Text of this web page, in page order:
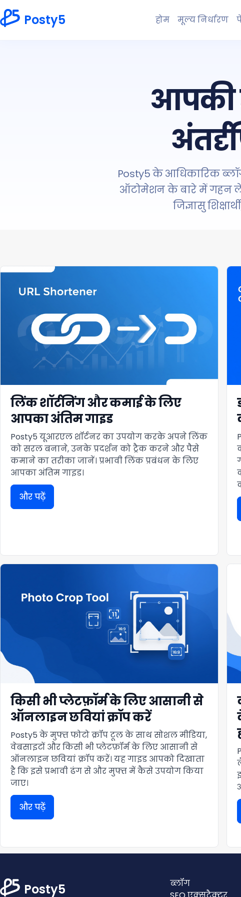
Posty5 होम मूल्य निर्धारण
आपकी
Posty5 के आधिकारिक
ऑटोमेशन के बारे में गहन
जिज्ञासु
लिंक शॉर्टनिंग और कमाई के लिए
आपका अंतिम गाइड
Posty5 यूआरएल शॉर्टनर का उपयोग करके अपने लिंक
को सरल बनाने, उनके प्रदर्शन को ट्रैक करने और पैसे
कमाने का तरीका जानें। प्रभावी लिंक प्रबंधन के लिए
आपका अंतिम गाइड।
और पढ़ें
किसी भी प्लेटफ़ॉर्म के लिए आसानी से
ऑनलाइन छवियां क्रॉप करें
Posty5 के मुफ्त फोटो क्रॉप टूल के साथ सोशल मीडिया,
वेबसाइटों और किसी भी प्लेटफ़ॉर्म के लिए आसानी से
ऑनलाइन छवियां क्रॉप करें। यह गाइड आपको दिखाता
है कि इसे प्रभावी ढंग से और मुफ्त में कैसे उपयोग किया
जाए।
और पढ़ें
Posty5
ब्लॉग